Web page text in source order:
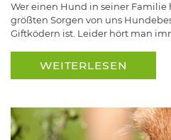
Wer einen Hund in seiner Familie
größten Sorgen von uns
Giftködern ist. Leider hört man
WEITERLESEN